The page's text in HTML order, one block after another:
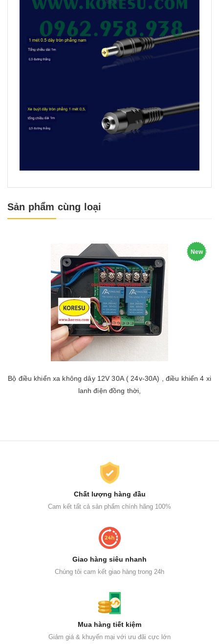
Sản phẩm cùng loại
New
Bộ điều khiển xa không dây 12V 30A ( 24v-30A) , điều khiển 4 xi
lanh điện đồng thời,
Chất lượng hàng đầu
Cam kết tất cả sản phẩm chính hãng 100%
Giao hàng siêu nhanh
Chúng tôi cam kết giao hàng trong 24h
Mua hàng tiết kiệm
Giảm giá & khuyến mại với ưu đãi cực lớn